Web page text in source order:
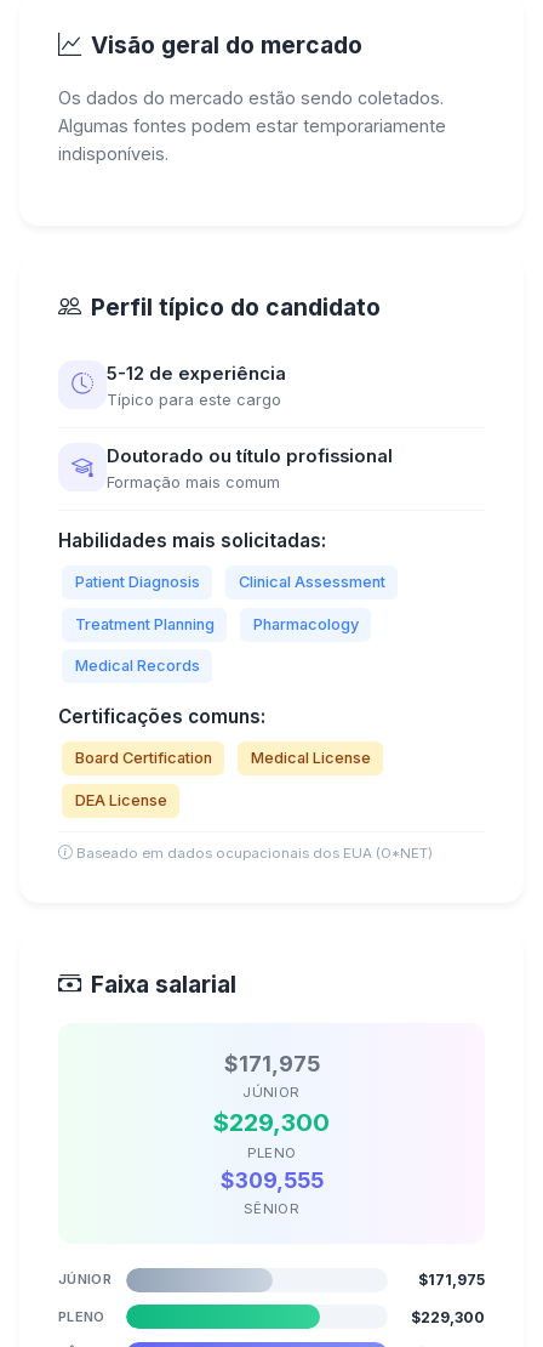
Visão geral do mercado
Os dados do mercado estão sendo coletados.
Algumas fontes podem estar temporariamente
indisponíveis.
Perfil típico do candidato
5-12 de experiência
Típico para este cargo
Doutorado ou título profissional
Formação mais comum
Habilidades mais solicitadas:
Patient Diagnosis Clinical Assessment
Treatment Planning Pharmacology
Medical Records
Certificações comuns:
Board Certification Medical License
DEA License
Baseado em dados ocupacionais dos EUA (O*NET)
Faixa salarial
$171,975
JÚNIOR
$229,300
PLENO
$309,555
SÊNIOR
JÚNIOR $171,975
PLENO $229,300